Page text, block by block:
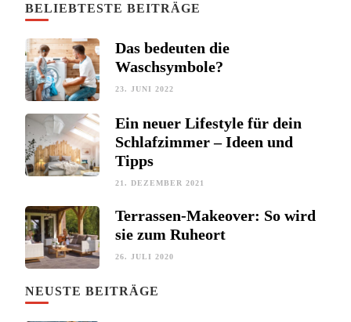
BELIEBTESTE BEITRÄGE
Das bedeuten die
Waschsymbole?
23. JUNI 2022
Ein neuer Lifestyle für dein
Schlafzimmer – Ideen und
Tipps
21. DEZEMBER 2021
Terrassen-Makeover: So wird
sie zum Ruheort
26. JULI 2020
NEUSTE BEITRÄGE